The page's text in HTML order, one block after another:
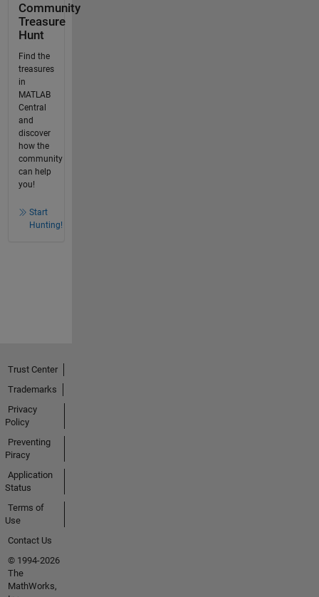
Community
Treasure
Hunt
Find the
treasures
in
MATLAB
Central
and
discover
how the
community
can help
you!
Start
Hunting!
Trust Center
Trademarks
Privacy
Policy
Preventing
Piracy
Application
Status
Terms of
Use
Contact Us
© 1994-2026
The
MathWorks,